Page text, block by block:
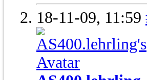
18-11-09, 11:59